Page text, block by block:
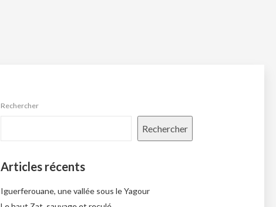
Rechercher
Rechercher
Articles récents
Iguerferouane, une vallée sous le Yagour